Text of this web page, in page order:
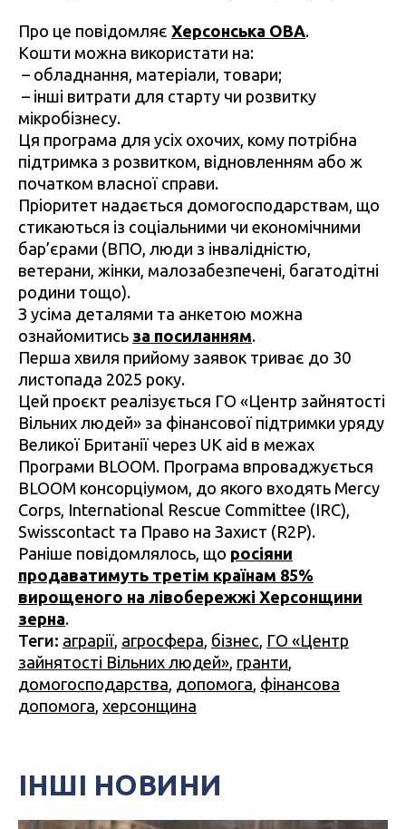
Про це повідомляє Херсонська ОВА.
Кошти можна використати на:
– обладнання, матеріали, товари;
– інші витрати для старту чи розвитку
мікробізнесу.
Ця програма для усіх охочих, кому потрібна
підтримка з розвитком, відновленням або ж
початком власної справи.
Пріоритет надається домогосподарствам, що
стикаються із соціальними чи економічними
бар’єрами (ВПО, люди з інвалідністю,
ветерани, жінки, малозабезпечені, багатодітні
родини тощо).
З усіма деталями та анкетою можна
ознайомитись за посиланням.
Перша хвиля прийому заявок триває до 30
листопада 2025 року.
Цей проєкт реалізується ГО «Центр зайнятості
Вільних людей» за фінансової підтримки уряду
Великої Британії через UK aid в межах
Програми BLOOM. Програма впроваджується
BLOOM консорціумом, до якого входять Mercy
Corps, International Rescue Committee (IRC),
Swisscontact та Право на Захист (R2P).
Раніше повідомлялось, що росіяни
продаватимуть третім країнам 85%
вирощеного на лівобережжі Херсонщини
зерна.
Теги: аграрії агросфера бізнес ГО «Центр
зайнятості Вільних людей» гранти
домогосподарства допомога фінансова
допомога херсонщина
ІНШІ НОВИНИ